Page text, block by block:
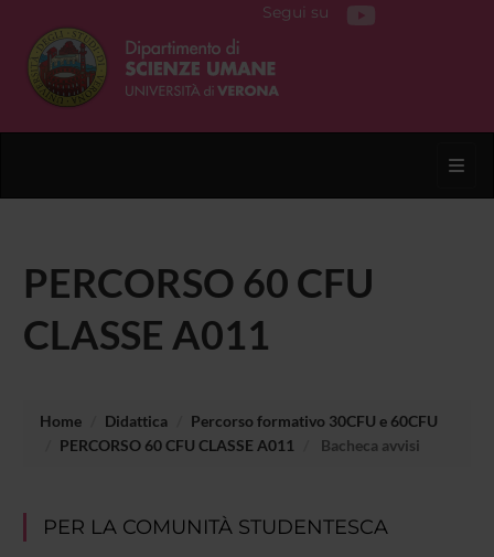
Segui su
PERCORSO 60 CFU
CLASSE A011
Home Didattica
Percorso formativo 30CFU e 60CFU
PERCORSO 60 CFU CLASSE A011
Bacheca avvisi
PER LA COMUNITÀ STUDENTESCA